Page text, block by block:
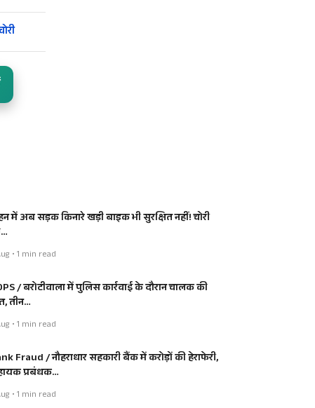
में अब सड़क किनारे खड़ी बाइक भी सुरक्षित नहीं! चोरी
• 1 min read
/ बरोटीवाला में पुलिस कार्रवाई के दौरान चालक की
तीन…
• 1 min read
Fraud / नौहराधार सहकारी बैंक में करोड़ों की हेराफेरी,
प्रबंधक…
• 1 min read